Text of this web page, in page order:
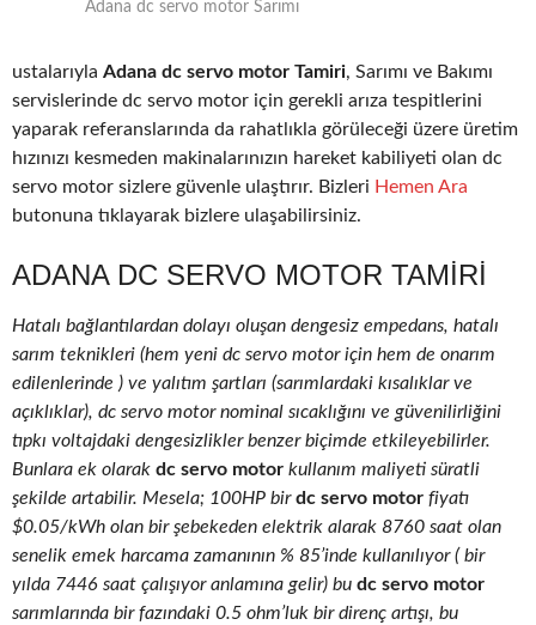
Adana dc servo motor Sarımı
ustalarıyla Adana dc servo motor Tamiri, Sarımı ve Bakımı
servislerinde dc servo motor için gerekli arıza tespitlerini
yaparak referanslarında da rahatlıkla görüleceği üzere üretim
hızınızı kesmeden makinalarınızın hareket kabiliyeti olan dc
servo motor sizlere güvenle ulaştırır. Bizleri Hemen Ara
butonuna tıklayarak bizlere ulaşabilirsiniz.
ADANA DC SERVO MOTOR TAMIRI
Hatalı bağlantılardan dolayı oluşan dengesiz empedans, hatalı
sarım teknikleri (hem yeni dc servo motor için hem de onarım
edilenlerinde ) ve yalıtım şartları (sarımlardaki kısalıklar ve
açıklıklar), dc servo motor nominal sıcaklığını ve güvenilirliğini
tıpkı voltajdaki dengesizlikler benzer biçimde etkileyebilirler.
Bunlara ek olarak dc servo motor kullanım maliyeti süratli
şekilde artabilir. Mesela; 100HP birdc servo motor fiyatı
$0.05/kWh olan bir şebekeden elektrik alarak 8760 saat olan
senelik emek harcama zamanının % 85’inde kullanılıyor ( bir
yılda 7446 saat çalışıyor anlamına gelir) bu dc servo motor
sarımlarında bir fazındaki 0.5 ohm’luk bir direnç artışı, bu